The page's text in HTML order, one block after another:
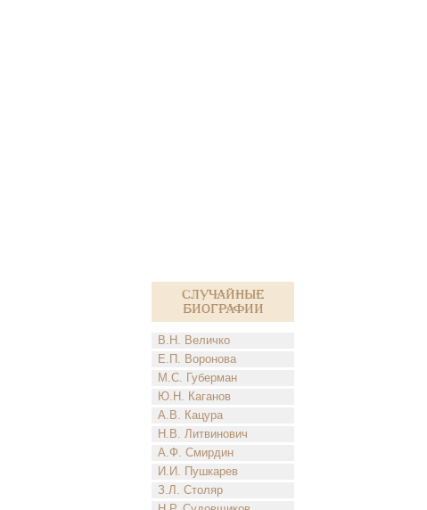
Случайные
биографии
В.Н. Величко
Е.П. Воронова
М.С. Губерман
Ю.Н. Каганов
А.В. Кацура
Н.В. Литвинович
А.Ф. Смирдин
И.И. Пушкарев
З.Л. Столяр